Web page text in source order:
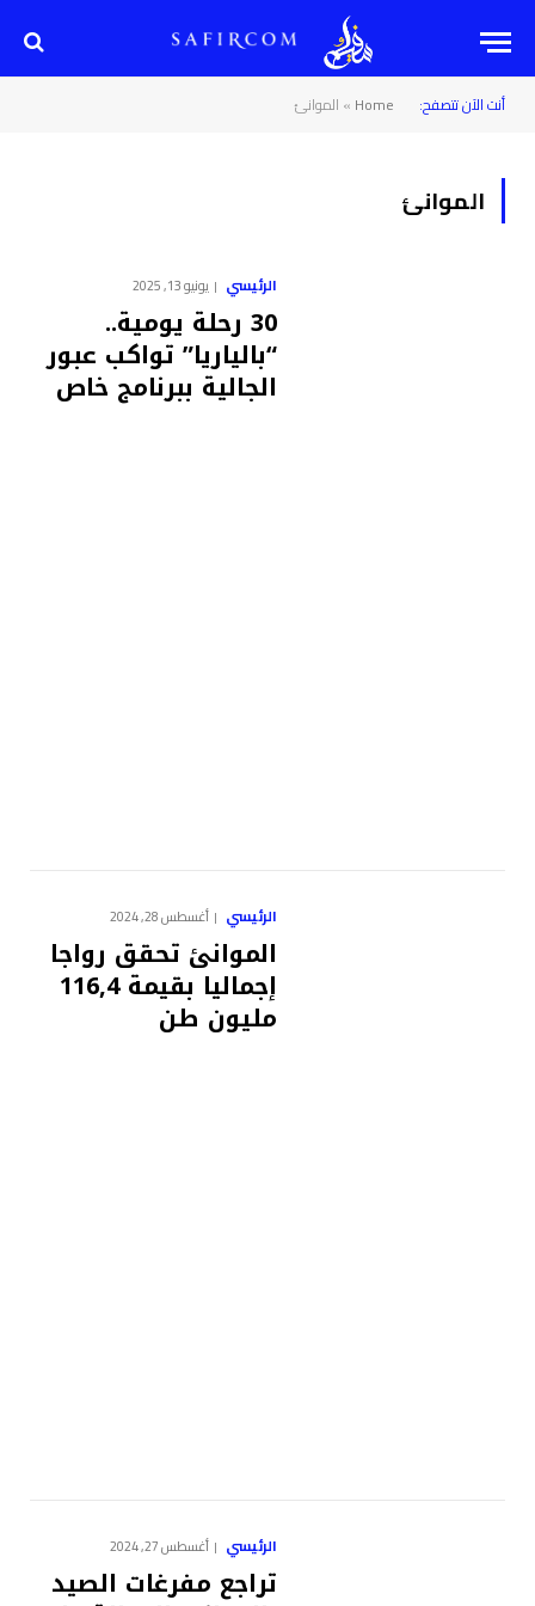
أنت الآن تتصفح: Home
» الموانئ
الموانئ
الرئيسي يونيو 13, 2025
30 رحلة يومية..
“بالياريا” تواكب عبور
الجالية ببرنامج خاص
الرئيسي أغسطس 28, 2024
الموانئ تحقق رواجا
إجماليا بقيمة 116,4
مليون طن
الرئيسي أغسطس 27, 2024
تراجع مفرغات الصيد